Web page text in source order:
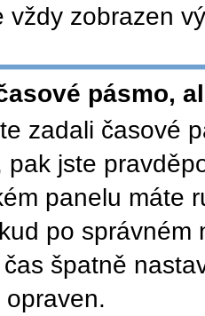
vždy zobrazen
pásmo,
zadali časové
pak jste
panelu máte
po
špatně